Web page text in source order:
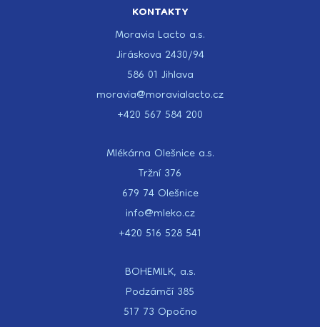
KONTAKTY
Moravia Lacto a.s.
Jiráskova 2430/94
586 01 Jihlava
moravia@moravialacto.cz
+420 567 584 200
Mlékárna Olešnice a.s.
Tržní 376
679 74 Olešnice
info@mleko.cz
+420 516 528 541
BOHEMILK, a.s.
Podzámčí 385
517 73 Opočno